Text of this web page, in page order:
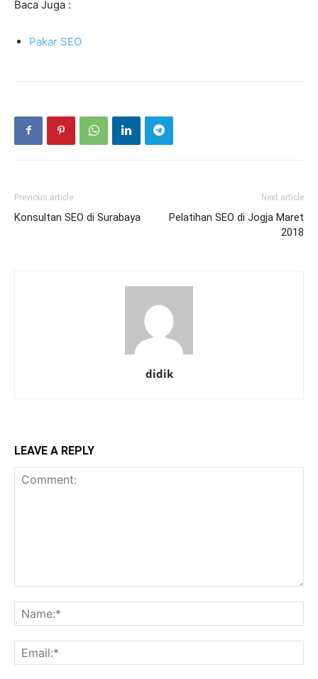
Baca Juga :
Pakar SEO
Previous article
Konsultan SEO di Surabaya
Next article
Pelatihan SEO di Jogja Maret
2018
didik
LEAVE A REPLY